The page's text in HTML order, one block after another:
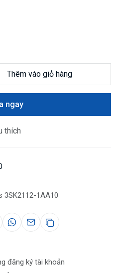
Thêm vào giỏ hàng
ngay
thích
3SK2112-1AA10
đăng ký tài khoản